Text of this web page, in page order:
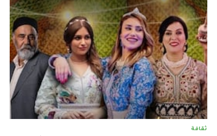
ثقافة